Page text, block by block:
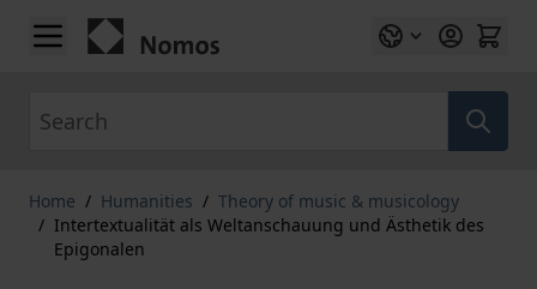
Skip to Content
Home / Humanities / Theory of music & musicology
/ Intertextualität als Weltanschauung und Ästhetik des
Epigonalen